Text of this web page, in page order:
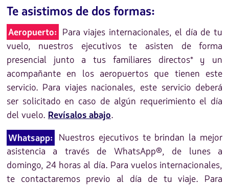
Te asistimos de dos formas:
Aeropuerto: Para viajes internacionales, el día de tu
vuelo, nuestros ejecutivos te asisten de forma
presencial junto a tus familiares directos* y un
acompañante en los aeropuertos que tienen este
servicio. Para viajes nacionales, este servicio deberá
ser solicitado en caso de algún requerimiento el día
del vuelo. Revísalos abajo.
Whatsapp:
Nuestros ejecutivos te brindan la mejor
asistencia a través de WhatsApp®, de lunes a
domingo, 24 horas al día. Para vuelos internacionales,
te contactaremos previo al día de tu viaje. Para